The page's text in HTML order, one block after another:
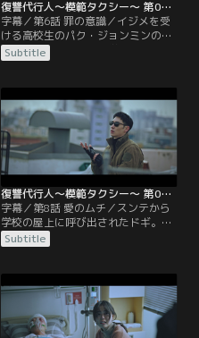
復讐代行人～模範タクシー～ 第06話／字幕
字幕／第6話 罪の意識／イジメを受
ける高校生のパク・ジョンミンの依
頼で、臨時教員として学校に潜入し
たドギ。ドギに対し反抗的な態度の
なく非行を繰り返していた。一方、
ハナの元には差出人不明の郵便物が
届く。
Subtitle
復讐代行人～模範タクシー～ 第08話／字幕
字幕／第8話 愛のムチ／スンテから
学校の屋上に呼び出されたドギ。
次々と襲いかかってくる男たちをな
ぎ倒し、ドギはスンテを屋上から蹴
ク・ソンミ会長は、あることを計画
Subtitle